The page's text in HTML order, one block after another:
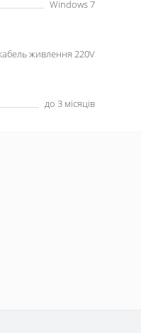
Windows 7
живлення 220V
до 3 місяців